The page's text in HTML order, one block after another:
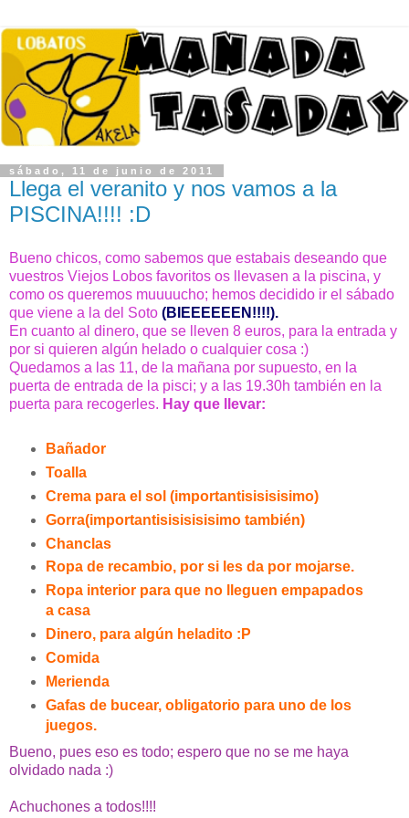
sábado, 11 de junio de 2011
Llega el veranito y nos vamos a la
PISCINA!!!! :D
Bueno chicos, como sabemos que estabais deseando que
vuestros Viejos Lobos favoritos os llevasen a la piscina, y
como os queremos muuuucho; hemos decidido ir el sábado
que viene a la del Soto (BIEEEEEEN!!!!).
En cuanto al dinero, que se lleven 8 euros, para la entrada y
por si quieren algún helado o cualquier cosa :)
Quedamos a las 11, de la mañana por supuesto, en la
puerta de entrada de la pisci; y a las 19.30h también en la
puerta para recogerles. Hay que llevar:
Bañador
Toalla
Crema para el sol (importantisisisisimo)
Gorra(importantisisisisisimo también)
Chanclas
Ropa de recambio, por si les da por mojarse.
Ropa interior para que no lleguen empapados
a casa
Dinero, para algún heladito :P
Comida
Merienda
Gafas de bucear, obligatorio para uno de los
juegos.
Bueno, pues eso es todo; espero que no se me haya
olvidado nada :)
Achuchones a todos!!!!